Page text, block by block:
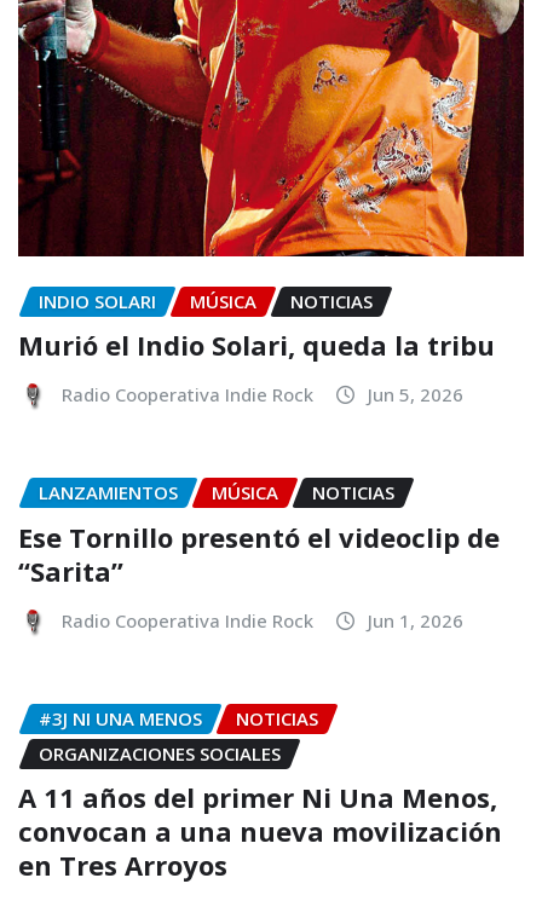
INDIO SOLARI MÚSICA NOTICIAS
Murió el Indio Solari, queda la tribu
Radio Cooperativa Indie Rock Jun 5, 2026
LANZAMIENTOS MÚSICA NOTICIAS
Ese Tornillo presentó el videoclip de
“Sarita”
Radio Cooperativa Indie Rock Jun 1, 2026
#3J NI UNA MENOS
NOTICIAS
ORGANIZACIONES SOCIALES
A 11 años del primer Ni Una Menos,
convocan a una nueva movilización
en Tres Arroyos